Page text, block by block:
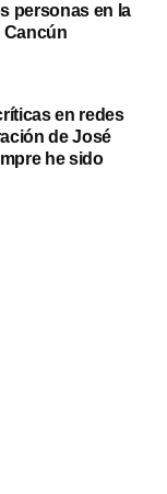
personas en la
Cancún
en redes
de José
he sido